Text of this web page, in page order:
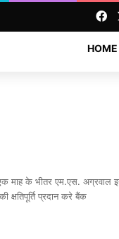
HOME
माह के भीतर एम.एस. अग्रवाल
प्रदान करे बैंक